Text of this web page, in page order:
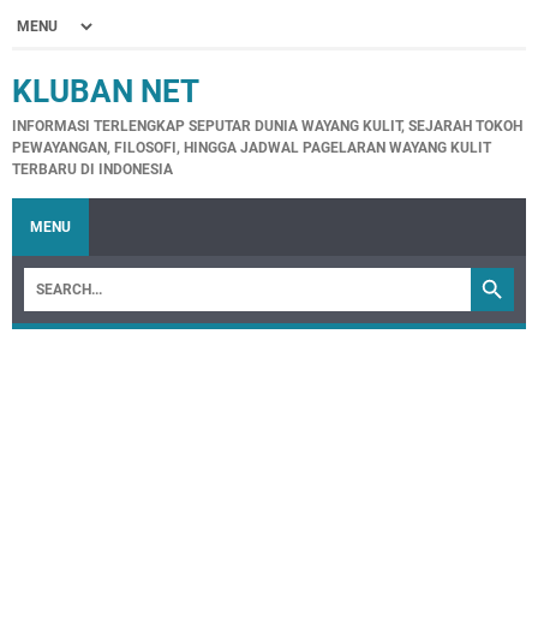
KLUBAN NET
INFORMASI TERLENGKAP SEPUTAR DUNIA WAYANG KULIT, SEJARAH TOKOH
PEWAYANGAN, FILOSOFI, HINGGA JADWAL PAGELARAN WAYANG KULIT
TERBARU DI INDONESIA
MENU